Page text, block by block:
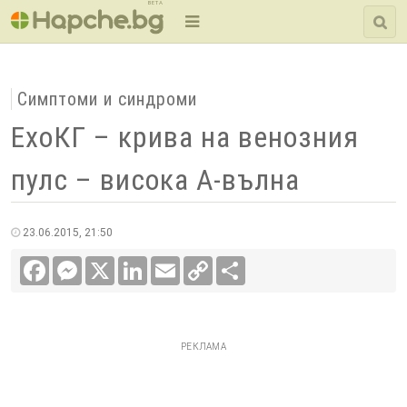
BETA
Симптоми и синдроми
ЕхоКГ – крива на венозния
пулс – висока А-вълна
23.06.2015, 21:50
FacebookMessenger LinkedInEmail
Copy
Link
РЕКЛАМА